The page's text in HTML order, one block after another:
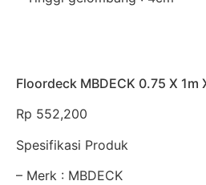
Floordeck MBDECK 0.75 X 1m
Rp 552,200
Spesifikasi Produk
– Merk : MBDECK